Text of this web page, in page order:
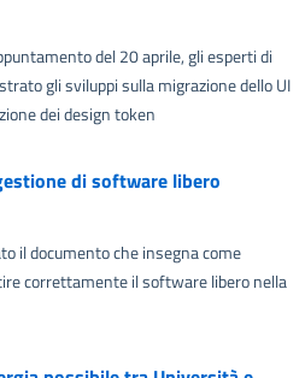
del 20 aprile, gli esperti di
gli sviluppi sulla migrazione dello UI
dei design token
di software libero
il documento che insegna come
correttamente il software libero nella